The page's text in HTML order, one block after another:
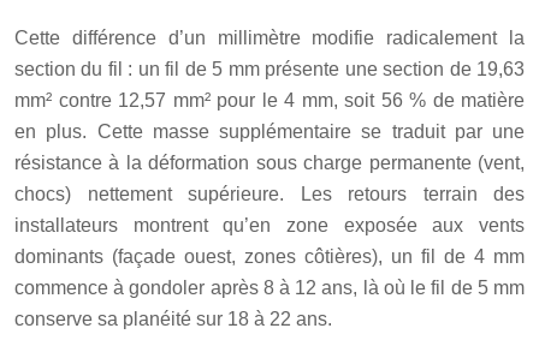
Cette différence d’un millimètre modifie radicalement la
section du fil : un fil de 5 mm présente une section de 19,63
mm² contre 12,57 mm² pour le 4 mm, soit 56 % de matière
en plus. Cette masse supplémentaire se traduit par une
résistance à la déformation sous charge permanente (vent,
chocs) nettement supérieure. Les retours terrain des
installateurs montrent qu’en zone exposée aux vents
dominants (façade ouest, zones côtières), un fil de 4 mm
commence à gondoler après 8 à 12 ans, là où le fil de 5 mm
conserve sa planéité sur 18 à 22 ans.